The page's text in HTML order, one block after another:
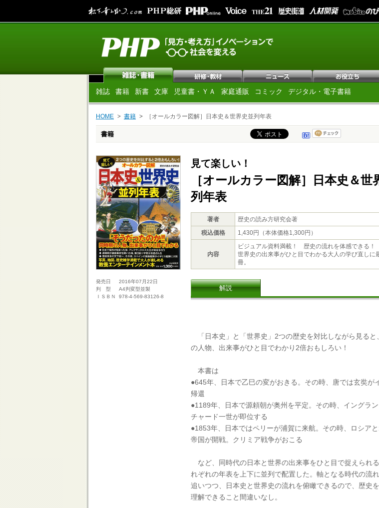
雑誌 書籍 新書 文庫 児童書・ＹＡ 家庭通販 コミック デジタル・電子書籍
HOME 書籍 ［オールカラー図解］日本史＆世界史並列年表
書籍
発売日
2016年07月22日
判 型
A4判変型並製
ＩＳＢＮ
978-4-569-83126-8
見て楽しい！
［オールカラー図解］日本史＆世
列年表
著者
歴史の読み方研究会著
税込価格
1,430円（本体価格1,300円）
内容
ビジュアル資料満載！ 歴史の流れを体感できる！
世界史の出来事がひと目でわかる大人の学び直しに
冊。
解説
「日本史」と「世界史」2つの歴史を対比しながら見ると
の人物、出来事がひと目でわかり2倍おもしろい！
本書は
●645年、日本で乙巳の変がおきる。その時、唐では玄奘が
帰還
●1189年、日本で源頼朝が奥州を平定。その時、イングラン
チャード一世が即位する
●1853年、日本ではペリーが浦賀に来航。その時、ロシア
帝国が開戦。クリミア戦争がおこる
など、同時代の日本と世界の出来事をひと目で捉えられ
れぞれの年表を上下に並列で配置した。軸となる時代の流
追いつつ、日本史と世界史の流れを俯瞰できるので、歴史
理解できること間違いなし。